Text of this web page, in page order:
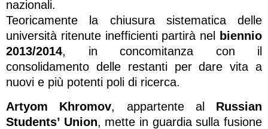
nazionali.
Teoricamente la chiusura sistematica delle
università ritenute inefficienti partirà nel
biennio
2013/2014, in concomitanza con il
consolidamento delle restanti per dare vita a
nuovi e più potenti poli di ricerca.
Artyom Khromov, appartente al
Russian
Students’ Union, mette in guardia sulla fusione